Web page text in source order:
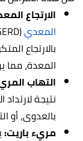
الارتجاع
المعدي
بالارتجاع
المعدة، مما
التهاب
نتيجة
بالعدوى، أو
مريء باريت: